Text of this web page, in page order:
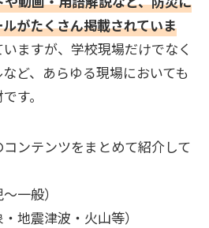
がたくさん掲載されていま
ますが、学校現場だけでなく
ど、あらゆる現場においても
す。
ンテンツをまとめて紹介して
一般）
地震津波・火山等）